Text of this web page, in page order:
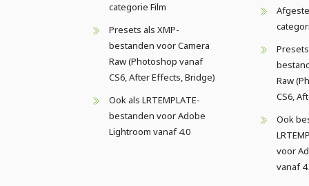
categorie Film
Presets als XMP-
bestanden voor Camera
Raw (Photoshop vanaf
CS6, After Effects, Bridge)
Ook als LRTEMPLATE-
bestanden voor Adobe
Lightroom vanaf 4.0
Raw
CS6,
Ook
voor
vanaf